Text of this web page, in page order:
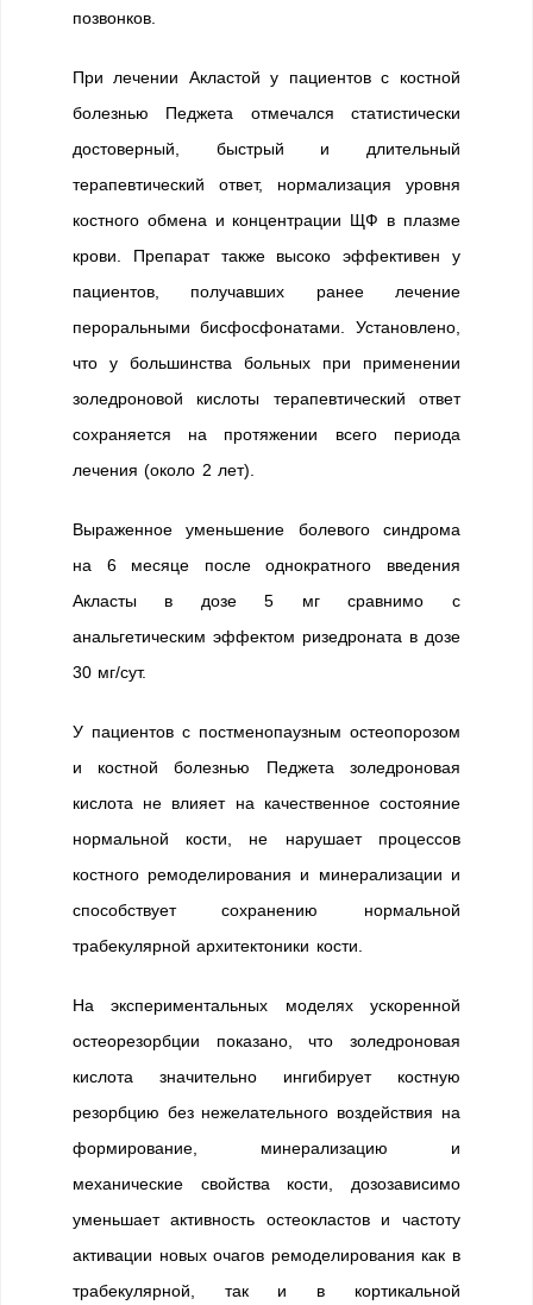
позвонков.
При лечении Акластой у пациентов с костной
болезнью Педжета отмечался статистически
достоверный, быстрый и длительный
терапевтический ответ, нормализация уровня
костного обмена и концентрации ЩФ в плазме
крови. Препарат также высоко эффективен у
пациентов, получавших ранее лечение
пероральными бисфосфонатами. Установлено,
что у большинства больных при применении
золедроновой кислоты терапевтический ответ
сохраняется на протяжении всего периода
лечения (около 2 лет).
Выраженное уменьшение болевого синдрома
на 6 месяце после однократного введения
Акласты в дозе 5 мг сравнимо с
анальгетическим эффектом ризедроната в дозе
30 мг/сут.
У пациентов с постменопаузным остеопорозом
и костной болезнью Педжета золедроновая
кислота не влияет на качественное состояние
нормальной кости, не нарушает процессов
костного ремоделирования и минерализации и
способствует сохранению нормальной
трабекулярной архитектоники кости.
На экспериментальных моделях ускоренной
остеорезорбции показано, что золедроновая
кислота значительно ингибирует костную
резорбцию без нежелательного воздействия на
формирование, минерализацию и
механические свойства кости, дозозависимо
уменьшает активность остеокластов и частоту
активации новых очагов ремоделирования как в
трабекулярной, так и в кортикальной